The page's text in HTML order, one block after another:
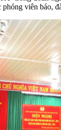
viên báo,